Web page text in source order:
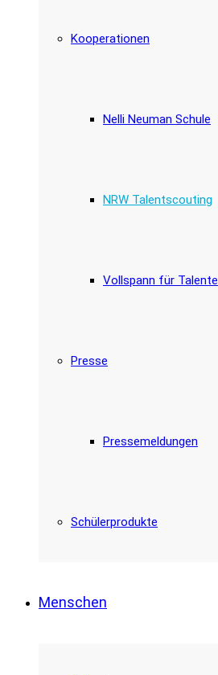
Kooperationen
Nelli Neuman Schule
NRW Talentscouting
Vollspann für Talente
Presse
Pressemeldungen
Schülerprodukte
Menschen